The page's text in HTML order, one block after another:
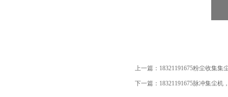
上一篇： 18321191675粉尘收集集
下一篇： 18321191675脉冲集尘机